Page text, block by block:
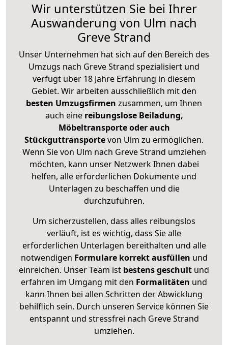
Wir unterstützen Sie bei Ihrer
Auswanderung von Ulm nach
Greve Strand
Unser Unternehmen hat sich auf den Bereich des
Umzugs nach Greve Strand spezialisiert und
verfügt über 18 Jahre Erfahrung in diesem
Gebiet. Wir arbeiten ausschließlich mit den
besten Umzugsfirmen zusammen, um Ihnen
auch eine reibungslose Beiladung,
Möbeltransporte oder auch
Stückguttransportevon Ulm zu ermöglichen.
Wenn Sie von Ulm nach Greve Strand umziehen
möchten, kann unser Netzwerk Ihnen dabei
helfen, alle erforderlichen Dokumente und
Unterlagen zu beschaffen und die
durchzuführen.
Um sicherzustellen, dass alles reibungslos
verläuft, ist es wichtig, dass Sie alle
erforderlichen Unterlagen bereithalten und alle
notwendigen Formulare korrekt ausfüllen und
einreichen. Unser Team ist bestens geschult und
erfahren im Umgang mit den Formalitäten und
kann Ihnen bei allen Schritten der Abwicklung
behilflich sein. Durch unseren Service können Sie
entspannt und stressfrei nach Greve Strand
umziehen.